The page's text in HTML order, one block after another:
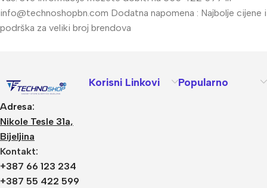
info@technoshopbn.com Dodatna napomena : Najbolje cijene i
podrška za veliki broj brendova
Adresa:
Nikole Tesle 31a,
Bijeljina
Kontakt:
+387 66 123 234
+387 55 422 599
Korisni Linkovi Popularno